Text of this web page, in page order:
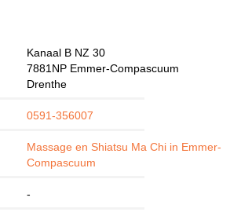
Kanaal B NZ 30
7881NP Emmer-Compascuum
Drenthe
0591-356007
Massage en Shiatsu Ma Chi in Emmer-
Compascuum
-